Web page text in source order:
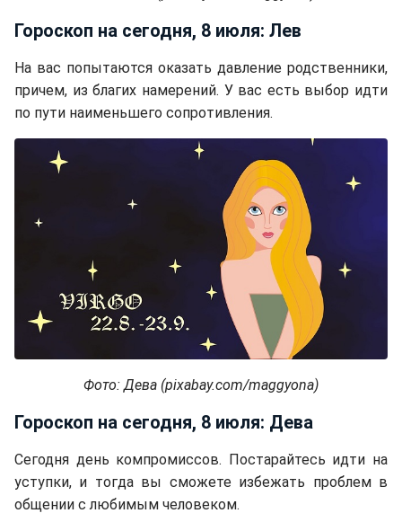
Гороскоп на сегодня, 8 июля: Лев
На вас попытаются оказать давление родственники,
причем, из благих намерений. У вас есть выбор идти
по пути наименьшего сопротивления.
Фото: Дева (pixabay.com/maggyona)
Гороскоп на сегодня, 8 июля: Дева
Сегодня день компромиссов. Постарайтесь идти на
уступки, и тогда вы сможете избежать проблем в
общении с любимым человеком.